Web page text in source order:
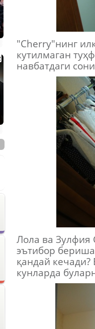
"Cherry"нинг
кутилмаган
навбатдаги
Лола ва Зулфия
эътибор
қандай
кунларда